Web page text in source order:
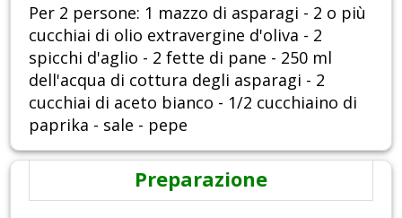
Per 2 persone: 1 mazzo di asparagi - 2 o più
cucchiai di olio extravergine d'oliva - 2
spicchi d'aglio - 2 fette di pane - 250 ml
dell'acqua di cottura degli asparagi - 2
cucchiai di aceto bianco - 1/2 cucchiaino di
paprika - sale - pepe
Preparazione